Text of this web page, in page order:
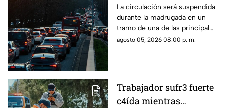
Quintana; este será el
horario
La circulación será suspendida
durante la madrugada en un
tramo de una de las principales
vialidades de Querétaro.
agosto 05, 2026 08:00 p. m.
Trabajador sufr3 fuerte
c4ída mientras